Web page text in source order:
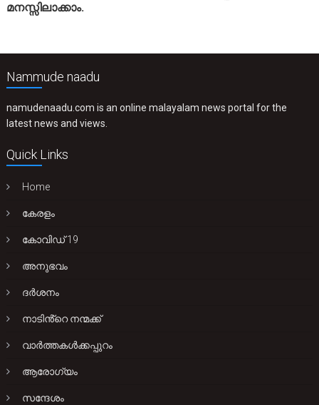
മനസ്സിലാക്കാം.
Nammude naadu
namudenaadu.com is an online malayalam news portal for the
latest news and views.
Quick Links
Home
കേരളം
കോവിഡ് 19
അനുഭവം
ദർശനം
നാടിൻ്റെ നന്മക്ക്
വാർത്തകൾക്കപ്പുറം
ആരോഗ്യം
സന്ദേശം